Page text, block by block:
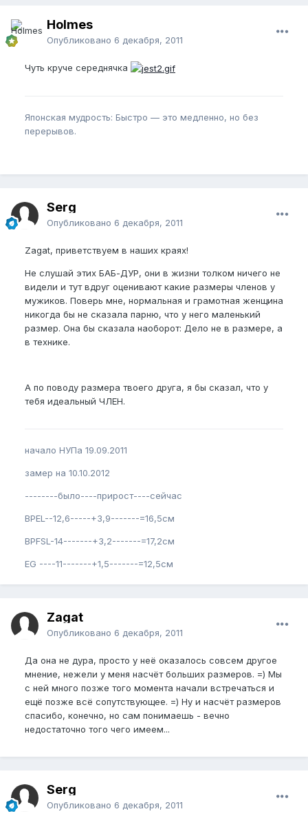
Holmes
Опубликовано 6 декабря, 2011
Чуть круче середнячка
Японская мудрость: Быстро — это медленно, но без
перерывов.
Serg
Опубликовано 6 декабря, 2011
Zagat, приветствуем в наших краях!
Не слушай этих БАБ-ДУР, они в жизни толком ничего не
видели и тут вдруг оценивают какие размеры членов у
мужиков. Поверь мне, нормальная и грамотная женщина
никогда бы не сказала парню, что у него маленький
размер. Она бы сказала наоборот: Дело не в размере, а
в технике.
А по поводу размера твоего друга, я бы сказал, что у
тебя идеальный ЧЛЕН.
начало НУПа 19.09.2011
замер на 10.10.2012
--------было----прирост----сейчас
BPEL--12,6-----+3,9-------=16,5см
BPFSL-14-------+3,2-------=17,2см
EG ----11-------+1,5-------=12,5см
Zagat
Опубликовано 6 декабря, 2011
Да она не дура, просто у неё оказалось совсем другое
мнение, нежели у меня насчёт больших размеров. =) Мы
с ней много позже того момента начали встречаться и
ещё позже всё сопутствующее. =) Ну и насчёт размеров
спасибо, конечно, но сам понимаешь - вечно
недостаточно того чего имеем...
Serg
Опубликовано 6 декабря, 2011